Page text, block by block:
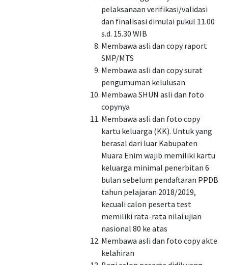
pelaksanaan verifikasi/validasi
dan finalisasi dimulai pukul 11.00
s.d. 15.30 WIB
Membawa asli dan copy raport
SMP/MTS
Membawa asli dan copy surat
pengumuman kelulusan
Membawa SHUN asli dan foto
copynya
Membawa asli dan foto copy
kartu keluarga (KK). Untuk yang
berasal dari luar Kabupaten
Muara Enim wajib memiliki kartu
keluarga minimal penerbitan 6
bulan sebelum pendaftaran PPDB
tahun pelajaran 2018/2019,
kecuali calon peserta test
memiliki rata-rata nilai ujian
nasional 80 ke atas
Membawa asli dan foto copy akte
kelahiran